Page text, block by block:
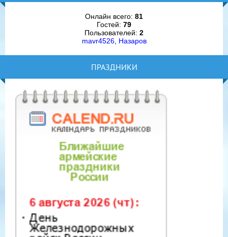
Онлайн всего: 81
Гостей: 79
Пользователей: 2
mavr4526, Назаров
ПРАЗДНИКИ